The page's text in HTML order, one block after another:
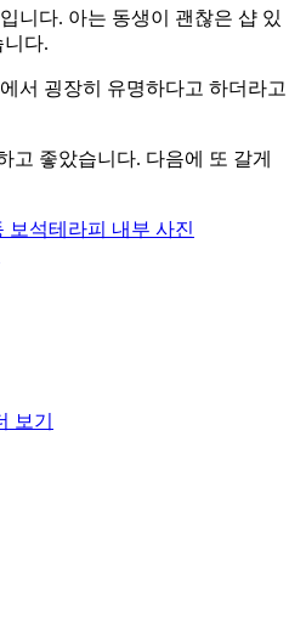
니다. 아는 동생이 괜찮은 샵 있
다.
서 굉장히 유명하다고 하더라고
고 좋았습니다. 다음에 또 갈게
보기